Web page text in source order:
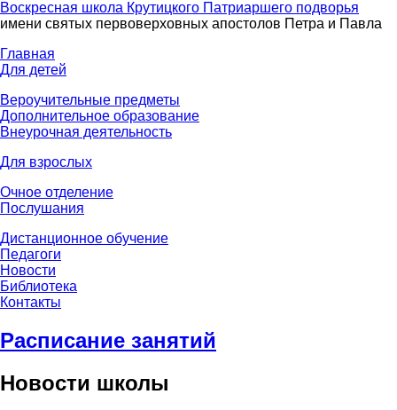
Воскресная школа Крутицкого Патриаршего подворья
имени святых первоверховных апостолов Петра и Павла
Главная
Для детей
Вероучительные предметы
Дополнительное образование
Внеурочная деятельность
Для взрослых
Очное отделение
Послушания
Дистанционное обучение
Педагоги
Новости
Библиотека
Контакты
Расписание занятий
Новости школы